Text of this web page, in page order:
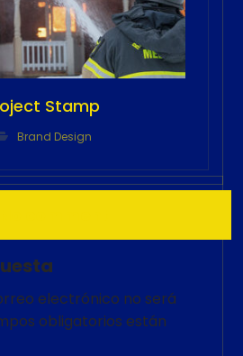
Stamp
Brand Design
electrónico no será
obligatorios están